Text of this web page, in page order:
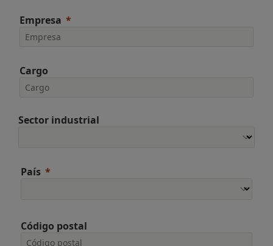
Empresa
Cargo
Sector industrial
País
Código postal